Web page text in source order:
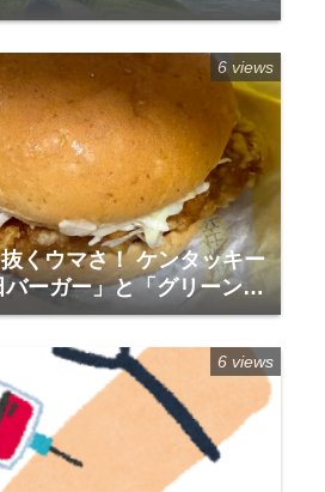
くウマさ！ ケンタッキー
ーガー」と「グリーンホ
食らう
6 views
6 views